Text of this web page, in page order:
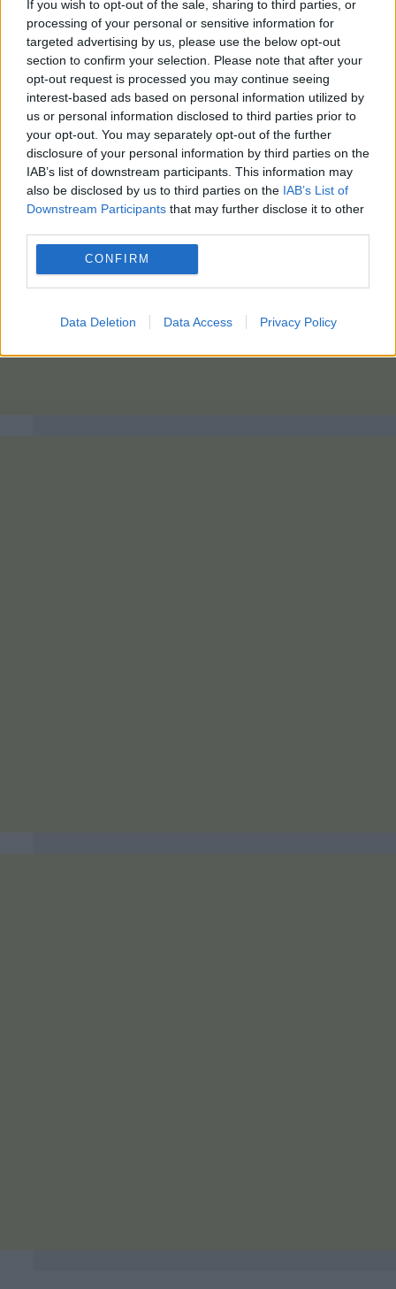
If you wish to opt-out of the sale, sharing to third parties, or
processing of your personal or sensitive information for
targeted advertising by us, please use the below opt-out
section to confirm your selection. Please note that after your
opt-out request is processed you may continue seeing
interest-based ads based on personal information utilized by
us or personal information disclosed to third parties prior to
your opt-out. You may separately opt-out of the further
disclosure of your personal information by third parties on the
IAB’s list of downstream participants. This information may
also be disclosed by us to third parties on the IAB’s List of
Downstream Participants that may further disclose it to other
CONFIRM
Data Deletion Data Access Privacy Policy